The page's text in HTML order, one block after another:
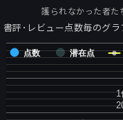
護られなかった者た
書評･レビュー点数毎のグラ
点数 潜在点
1